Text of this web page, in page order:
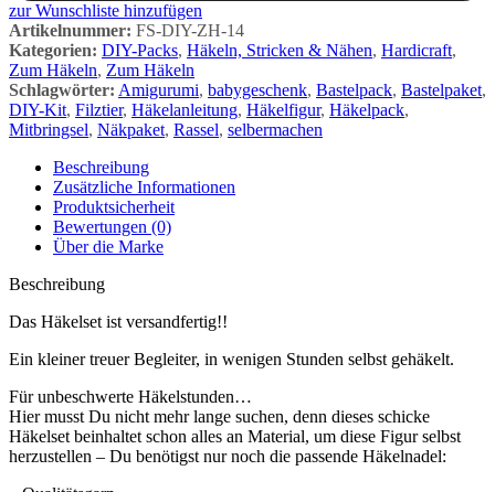
zur Wunschliste hinzufügen
Artikelnummer: FS-DIY-ZH-14
Kategorien: DIY-Packs, Häkeln, Stricken & Nähen, Hardicraft,
Zum Häkeln, Zum Häkeln
Schlagwörter: Amigurumi, babygeschenk, Bastelpack, Bastelpaket,
DIY-Kit, Filztier, Häkelanleitung, Häkelfigur, Häkelpack,
Mitbringsel, Näkpaket, Rassel, selbermachen
Beschreibung
Zusätzliche Informationen
Produktsicherheit
Bewertungen (0)
Über die Marke
Beschreibung
Das Häkelset ist versandfertig!!
Ein kleiner treuer Begleiter, in wenigen Stunden selbst gehäkelt.
Für unbeschwerte Häkelstunden…
Hier musst Du nicht mehr lange suchen, denn dieses schicke
Häkelset beinhaltet schon alles an Material, um diese Figur selbst
herzustellen – Du benötigst nur noch die passende Häkelnadel: